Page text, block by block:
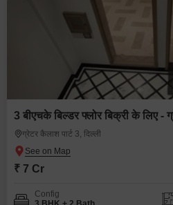
3 बीएचके बिल्डर फ्लोर बिक्री के लिए -
ग्रेटर कैलाश पार्ट 3, दिल्ली
₹ 7 Cr
Config